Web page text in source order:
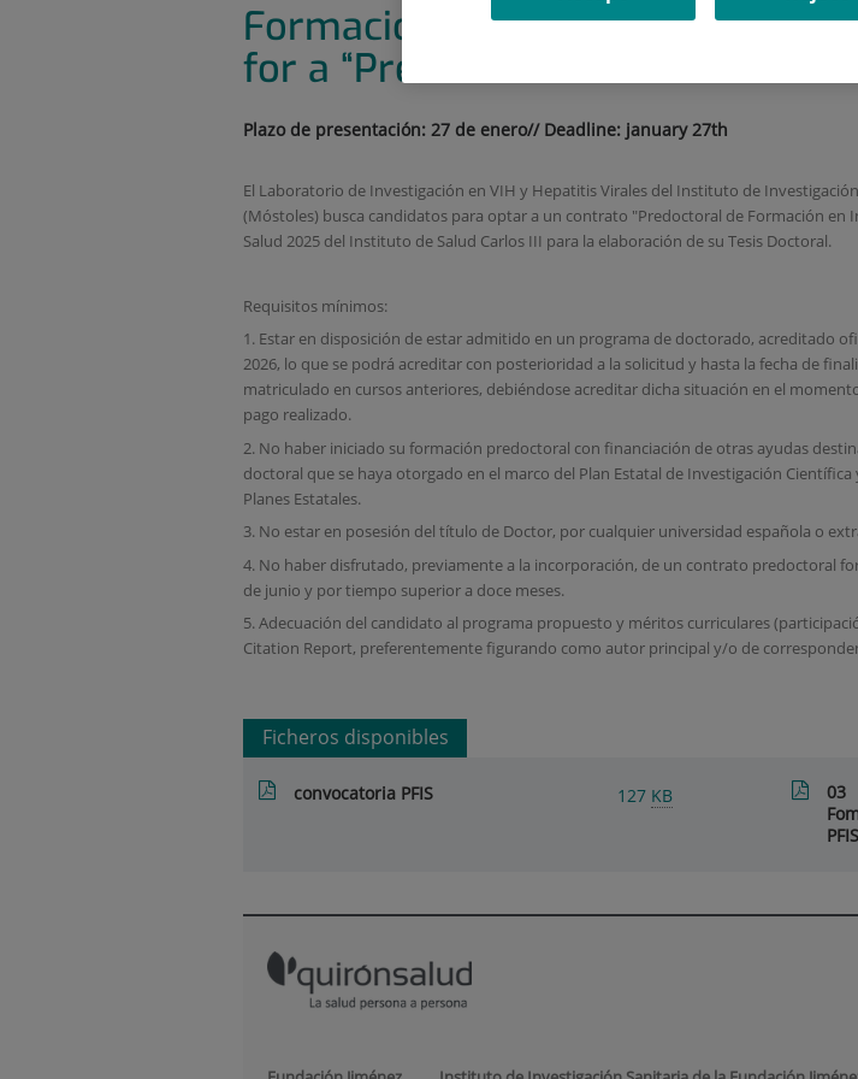
Formación en Investigación en
for a “Predoctoral Health
Plazo de presentación: 27 de enero// Deadline: january 27th
El Laboratorio de Investigación en VIH y Hepatitis Virales del Instituto de
(Móstoles) busca candidatos para optar a un contrato "Predoctoral de Formación en
Salud 2025 del Instituto de Salud Carlos III para la elaboración de su Tesis Doctoral.
Requisitos mínimos:
1. Estar en disposición de estar admitido en un programa de doctorado, acreditado
2026, lo que se podrá acreditar con posterioridad a la solicitud y hasta la fecha de
matriculado en cursos anteriores, debiéndose acreditar dicha situación en el
pago realizado.
2. No haber iniciado su formación predoctoral con financiación de otras ayudas
doctoral que se haya otorgado en el marco del Plan Estatal de Investigación
Planes Estatales.
3. No estar en posesión del título de Doctor, por cualquier universidad española o
4. No haber disfrutado, previamente a la incorporación, de un contrato predoctoral
de junio y por tiempo superior a doce meses.
5. Adecuación del candidato al programa propuesto y méritos curriculares
Citation Report, preferentemente figurando como autor principal y/o de
Ficheros disponibles
convocatoria PFIS 127 KB
03